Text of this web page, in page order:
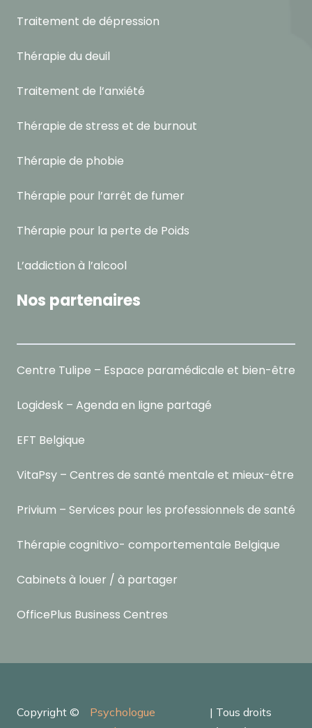
Traitement de dépression
Thérapie du deuil
Traitement de l’anxiété
Thérapie de stress et de burnout
Thérapie de phobie
Thérapie pour l’arrêt de fumer
Thérapie pour la perte de Poids
L’addiction à l’alcool
Nos partenaires
Centre Tulipe – Espace paramédicale et bien-être
Logidesk – Agenda en ligne partagé
EFT Belgique
VitaPsy – Centres de santé mentale et mieux-être
Privium – Services pour les professionnels de santé
Thérapie cognitivo- comportementale Belgique
Cabinets à louer / à partager
OfficePlus Business Centres
Copyright ©
Psychologue
| Tous droits